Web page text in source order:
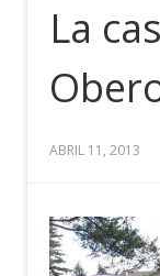
La
ABRIL 11, 2013